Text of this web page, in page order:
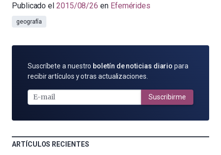
Publicado el 2015/08/26 en Efemérides
geografía
SUSCRÍBETE
POR
MAIL
Suscríbete a nuestro boletín de noticias diario para
recibir artículos y otras actualizaciones.
Suscribirme
ARTÍCULOS RECIENTES